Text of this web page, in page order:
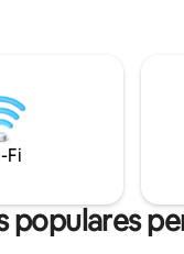
respire ar fresco e
das vistas das colinas
minha foto de perfil
outras bolhas. Não é
Fi